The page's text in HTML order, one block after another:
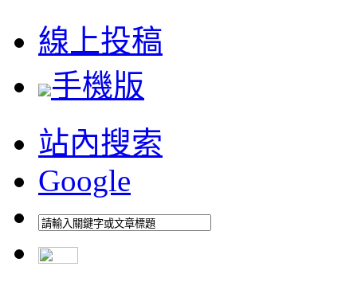
線上投稿
手機版
站內搜索
Google